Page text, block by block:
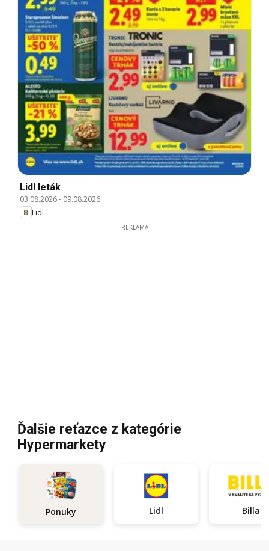
Lidl leták
03.08.2026- 09.08.2026
Lidl
REKLAMA
Ďalšie reťazce z kategórie
Hypermarkety
Ponuky Lidl Billa